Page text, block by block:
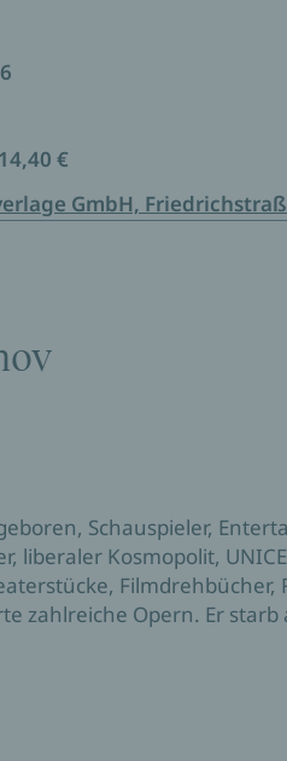
€
GmbH,
Schauspieler,
liberaler Kosmopolit,
Filmdrehbücher,
zahlreiche Opern. Er starb